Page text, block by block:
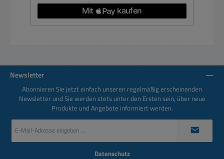
Newsletter
Abonnieren Sie jetzt einfach unseren regelmäßig erscheinenden
Newsletter und Sie werden stets unter den Ersten sein, über neue
Produkte und Angebote informiert werden.
Mail-
Datenschutz